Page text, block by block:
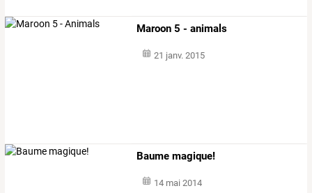
Maroon 5 - animals
21 janv. 2015
Baume magique!
14 mai 2014